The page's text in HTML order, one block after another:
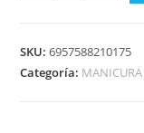
SKU:6957588210175
Categoría: MANICURA